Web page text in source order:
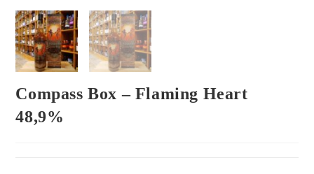
Compass Box – Flaming Heart
48,9%